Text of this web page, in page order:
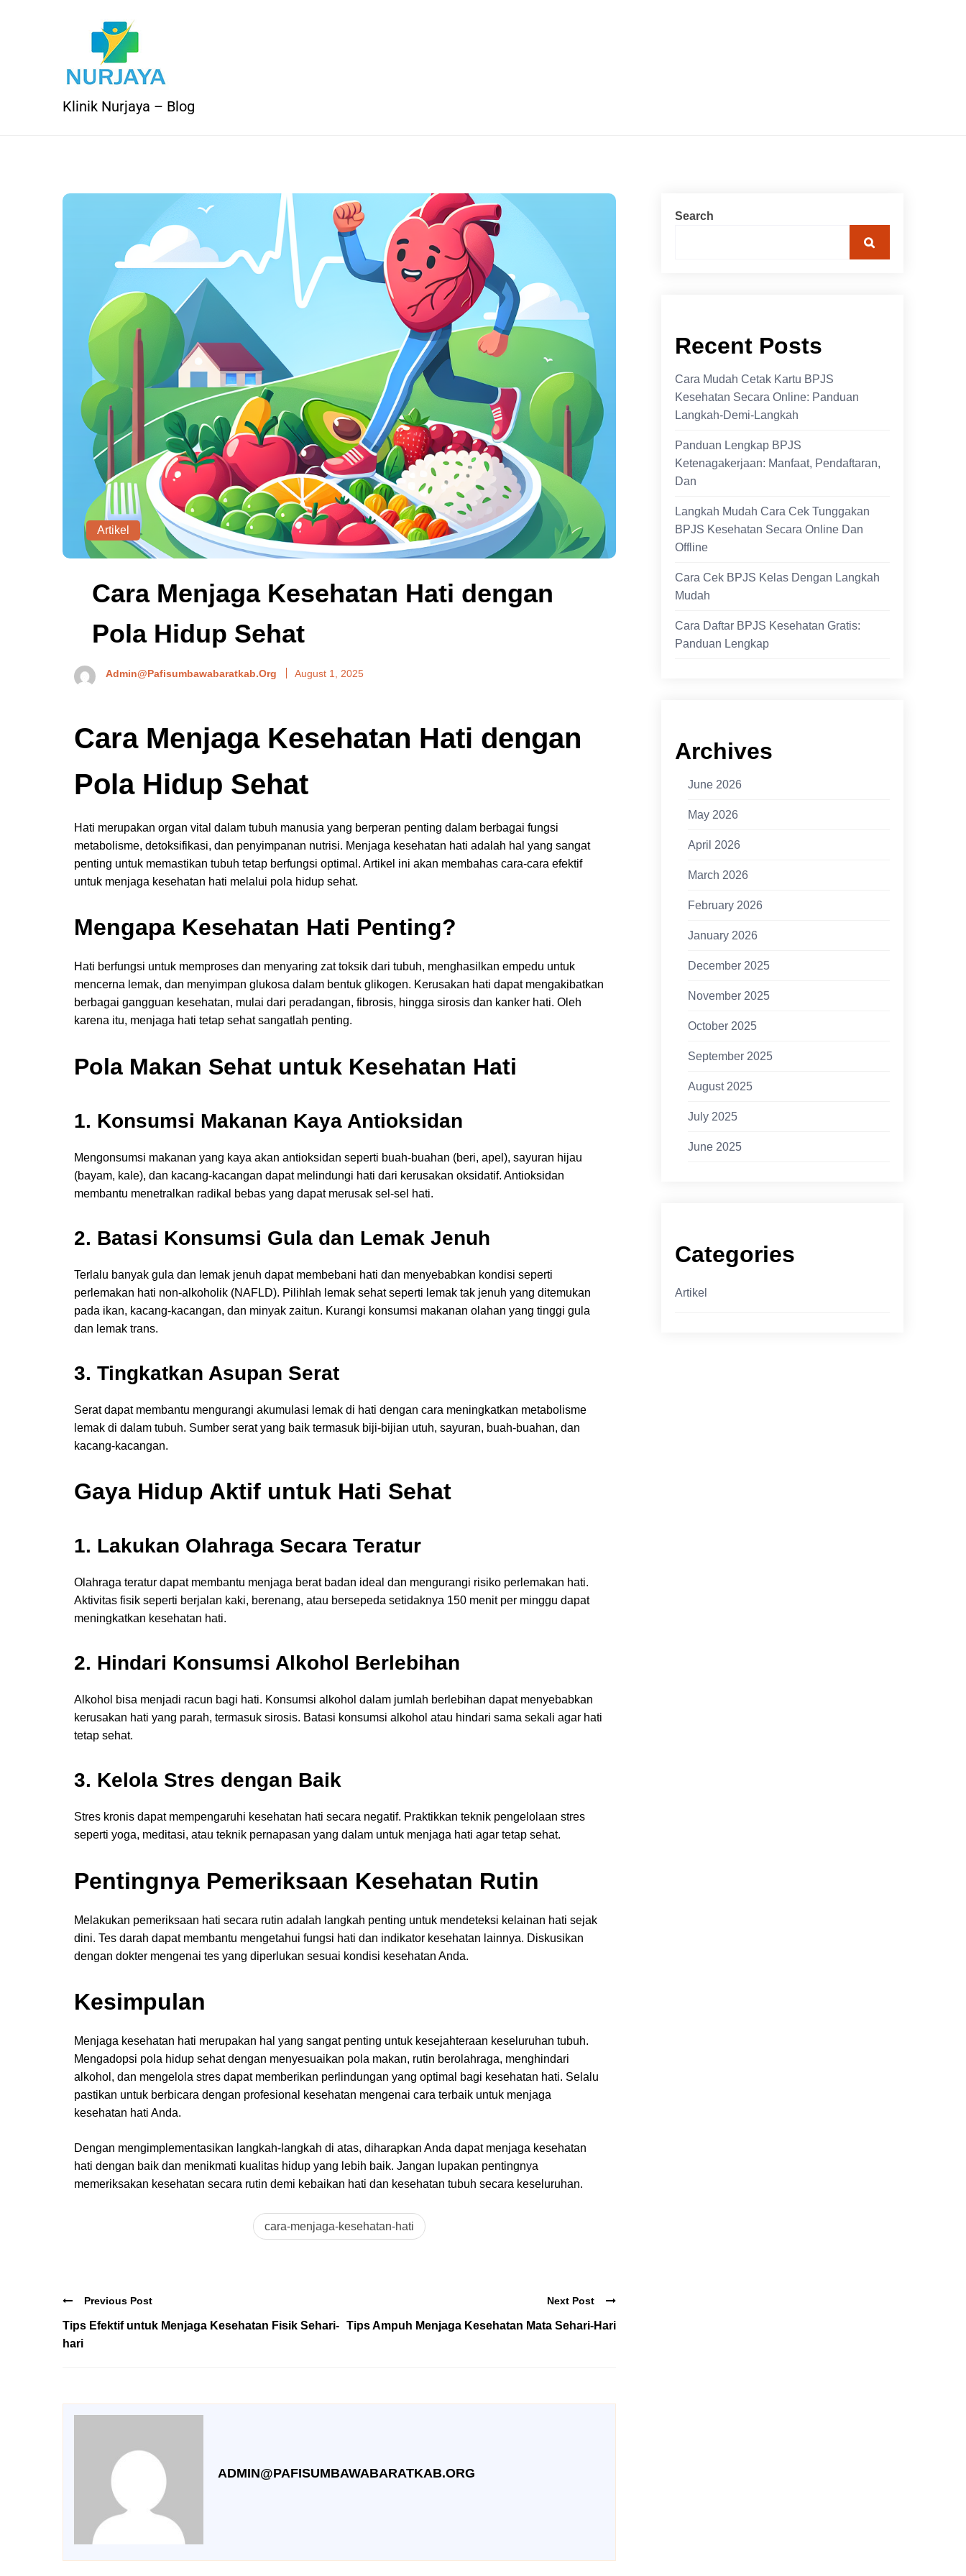
Klinik Nurjaya – Blog
Artikel
Cara Menjaga Kesehatan Hati dengan
Pola Hidup Sehat
Admin@pafisumbawabaratkab.org August 1, 2025
Cara Menjaga Kesehatan Hati dengan
Pola Hidup Sehat
Hati merupakan organ vital dalam tubuh manusia yang berperan penting dalam berbagai fungsi
metabolisme, detoksifikasi, dan penyimpanan nutrisi. Menjaga kesehatan hati adalah hal yang sangat
penting untuk memastikan tubuh tetap berfungsi optimal. Artikel ini akan membahas cara-cara efektif
untuk menjaga kesehatan hati melalui pola hidup sehat.
Mengapa Kesehatan Hati Penting?
Hati berfungsi untuk memproses dan menyaring zat toksik dari tubuh, menghasilkan empedu untuk
mencerna lemak, dan menyimpan glukosa dalam bentuk glikogen. Kerusakan hati dapat mengakibatkan
berbagai gangguan kesehatan, mulai dari peradangan, fibrosis, hingga sirosis dan kanker hati. Oleh
karena itu, menjaga hati tetap sehat sangatlah penting.
Pola Makan Sehat untuk Kesehatan Hati
1. Konsumsi Makanan Kaya Antioksidan
Mengonsumsi makanan yang kaya akan antioksidan seperti buah-buahan (beri, apel), sayuran hijau
(bayam, kale), dan kacang-kacangan dapat melindungi hati dari kerusakan oksidatif. Antioksidan
membantu menetralkan radikal bebas yang dapat merusak sel-sel hati.
2. Batasi Konsumsi Gula dan Lemak Jenuh
Terlalu banyak gula dan lemak jenuh dapat membebani hati dan menyebabkan kondisi seperti
perlemakan hati non-alkoholik (NAFLD). Pilihlah lemak sehat seperti lemak tak jenuh yang ditemukan
pada ikan, kacang-kacangan, dan minyak zaitun. Kurangi konsumsi makanan olahan yang tinggi gula
dan lemak trans.
3. Tingkatkan Asupan Serat
Serat dapat membantu mengurangi akumulasi lemak di hati dengan cara meningkatkan metabolisme
lemak di dalam tubuh. Sumber serat yang baik termasuk biji-bijian utuh, sayuran, buah-buahan, dan
kacang-kacangan.
Gaya Hidup Aktif untuk Hati Sehat
1. Lakukan Olahraga Secara Teratur
Olahraga teratur dapat membantu menjaga berat badan ideal dan mengurangi risiko perlemakan hati.
Aktivitas fisik seperti berjalan kaki, berenang, atau bersepeda setidaknya 150 menit per minggu dapat
meningkatkan kesehatan hati.
2. Hindari Konsumsi Alkohol Berlebihan
Alkohol bisa menjadi racun bagi hati. Konsumsi alkohol dalam jumlah berlebihan dapat menyebabkan
kerusakan hati yang parah, termasuk sirosis. Batasi konsumsi alkohol atau hindari sama sekali agar hati
tetap sehat.
3. Kelola Stres dengan Baik
Stres kronis dapat mempengaruhi kesehatan hati secara negatif. Praktikkan teknik pengelolaan stres
seperti yoga, meditasi, atau teknik pernapasan yang dalam untuk menjaga hati agar tetap sehat.
Pentingnya Pemeriksaan Kesehatan Rutin
Melakukan pemeriksaan hati secara rutin adalah langkah penting untuk mendeteksi kelainan hati sejak
dini. Tes darah dapat membantu mengetahui fungsi hati dan indikator kesehatan lainnya. Diskusikan
dengan dokter mengenai tes yang diperlukan sesuai kondisi kesehatan Anda.
Kesimpulan
Menjaga kesehatan hati merupakan hal yang sangat penting untuk kesejahteraan keseluruhan tubuh.
Mengadopsi pola hidup sehat dengan menyesuaikan pola makan, rutin berolahraga, menghindari
alkohol, dan mengelola stres dapat memberikan perlindungan yang optimal bagi kesehatan hati. Selalu
pastikan untuk berbicara dengan profesional kesehatan mengenai cara terbaik untuk menjaga
kesehatan hati Anda.
Dengan mengimplementasikan langkah-langkah di atas, diharapkan Anda dapat menjaga kesehatan
hati dengan baik dan menikmati kualitas hidup yang lebih baik. Jangan lupakan pentingnya
memeriksakan kesehatan secara rutin demi kebaikan hati dan kesehatan tubuh secara keseluruhan.
cara-menjaga-kesehatan-hati
Previous Post
Tips Efektif untuk Menjaga Kesehatan Fisik Sehari-
hari
Next Post
Tips Ampuh Menjaga Kesehatan Mata Sehari-Hari
ADMIN@PAFISUMBAWABARATKAB.ORG
Search
Recent Posts
Cara Mudah Cetak Kartu BPJS
Kesehatan Secara Online: Panduan
Langkah-Demi-Langkah
Panduan Lengkap BPJS
Ketenagakerjaan: Manfaat, Pendaftaran,
Dan
Langkah Mudah Cara Cek Tunggakan
BPJS Kesehatan Secara Online Dan
Offline
Cara Cek BPJS Kelas Dengan Langkah
Mudah
Cara Daftar BPJS Kesehatan Gratis:
Panduan Lengkap
Archives
June 2026
May 2026
April 2026
March 2026
February 2026
January 2026
December 2025
November 2025
October 2025
September 2025
August 2025
July 2025
June 2025
Categories
Artikel